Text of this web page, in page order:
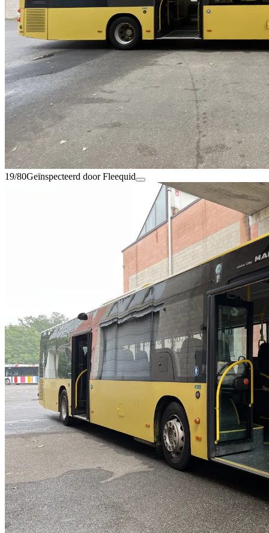
19/80Geïnspecteerd door Fleequid